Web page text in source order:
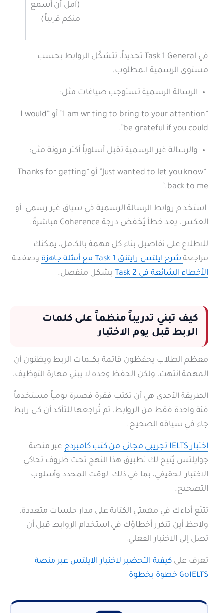
(آمل أن أسمع
منكم قريباً)
في Task 1 General تحديداً، تتشكّل الروابط بحسب
مستوى الرسمية المطلوب.
الرسالة الرسمية تستوجب صياغات مثل:
“I am writing to bring to your attention” أو “I would
be grateful if you could”.
والرسالة غير الرسمية تقبل أسلوباً أكثر مرونة مثل:
“Just wanted to let you know” أو “Thanks for getting
back to me.”
استخدام روابط الرسالة الرسمية في سياق غير رسمي أو
العكس، يعد خطأ يُخفض درجة Coherence مباشرةً.
للاطلاع على تفاصيل بناء كل مهمة بالكامل، يمكنك
مراجعة شرح ايلتس رايتنق Task 1 مع أمثلة جاهزة
وصفحة
الأخطاء الشائعة في Task 2
بشكل منفصل.
كيف تبني تدريباً منظماً على كلمات
الربط قبل يوم الاختبار
معظم الطلاب يحفظون قائمة بكلمات الربط ويظنون أن
المهمة انتهت، ولكن الحفظ وحده لا يبني مهارة التوظيف.
الطريقة الأجدى هي أن تكتب فقرة قصيرة يومياً مستخدماً
فئة واحدة فقط من الروابط، ثم تُراجعها للتأكد أن كل رابط
جاء في سياقه الصحيح.
اختبار IELTS تجريبي مجاني من كتب كامبردج
عبر منصة
جوايلتس يُتيح لك تطبيق هذا النهج تحت ظروف تحاكي
الاختبار الحقيقي، بما في ذلك الوقت المحدد وأسلوب
التصحيح.
تتبّع أداءك في مهمتي الكتابة على مدار جلسات متعددة،
ولاحظ أين تتكرر أخطاؤك في استخدام الروابط قبل أن
تصل إلى الاختبار الفعلي.
تعرف على كيفية التحضير لاختبار الايلتس عبر منصة
GoIELTS خطوة بخطوة